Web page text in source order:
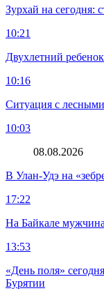
Зурхай на сегодня:
10:21
Двухлетний
10:16
Ситуация с
10:03
08.08.2026
В Улан-Удэ на
17:22
На Байкале
13:53
«День поля»
Бурятии